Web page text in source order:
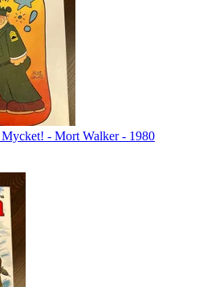
Mycket! - Mort Walker - 1980